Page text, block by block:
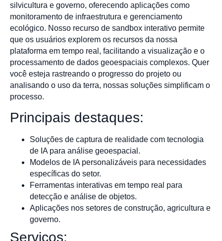
silvicultura e governo, oferecendo aplicações como
monitoramento de infraestrutura e gerenciamento
ecológico. Nosso recurso de sandbox interativo permite
que os usuários explorem os recursos da nossa
plataforma em tempo real, facilitando a visualização e o
processamento de dados geoespaciais complexos. Quer
você esteja rastreando o progresso do projeto ou
analisando o uso da terra, nossas soluções simplificam o
processo.
Principais destaques:
Soluções de captura de realidade com tecnologia
de IA para análise geoespacial.
Modelos de IA personalizáveis para necessidades
específicas do setor.
Ferramentas interativas em tempo real para
detecção e análise de objetos.
Aplicações nos setores de construção, agricultura e
governo.
Serviços: